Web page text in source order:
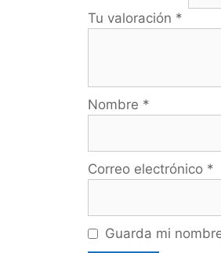
Tu valoración *
Nombre *
Correo electrónico *
Guarda mi